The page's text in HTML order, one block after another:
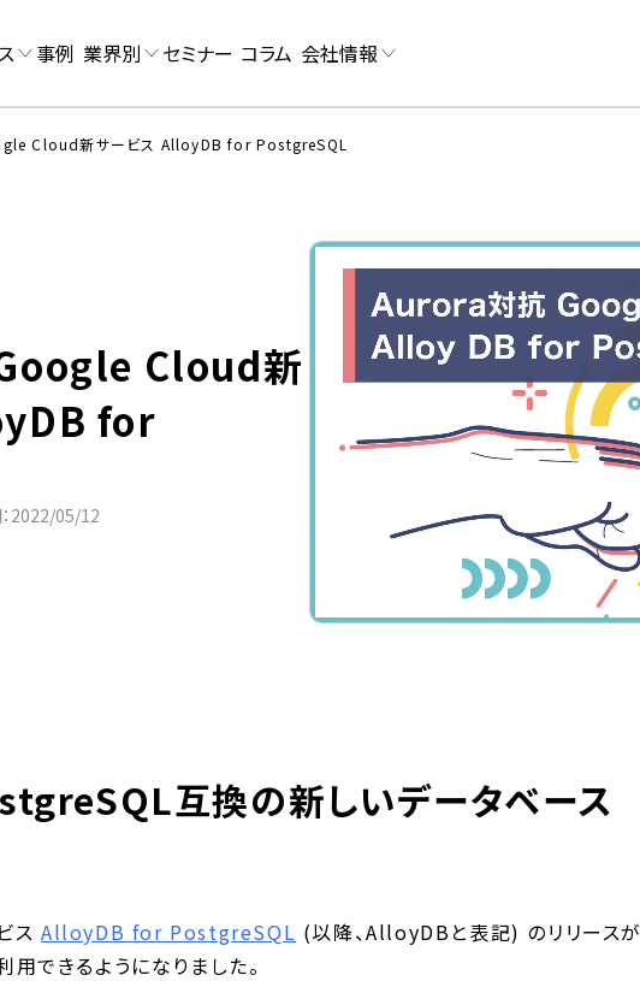
事例 業界別 セミナー コラム 会社情報
Cloud新サービス AlloyDB for PostgreSQL
Cloud新
for
2022/05/12
互換の新しいデータベース
ス AlloyDB for PostgreSQL (以降、AlloyDBと表記) のリリースが
用できるようになりました。